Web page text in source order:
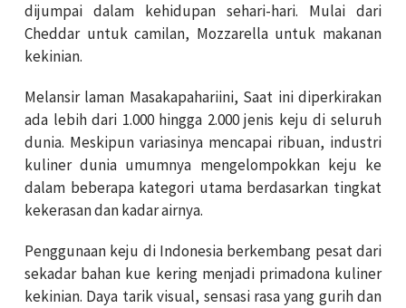
dijumpai dalam kehidupan sehari-hari. Mulai dari
Cheddar untuk camilan, Mozzarella untuk makanan
kekinian.
Melansir laman Masakapahariini, Saat ini diperkirakan
ada lebih dari 1.000 hingga 2.000 jenis keju di seluruh
dunia. Meskipun variasinya mencapai ribuan, industri
kuliner dunia umumnya mengelompokkan keju ke
dalam beberapa kategori utama berdasarkan tingkat
kekerasan dan kadar airnya.
Penggunaan keju di Indonesia berkembang pesat dari
sekadar bahan kue kering menjadi primadona kuliner
kekinian. Daya tarik visual, sensasi rasa yang gurih dan